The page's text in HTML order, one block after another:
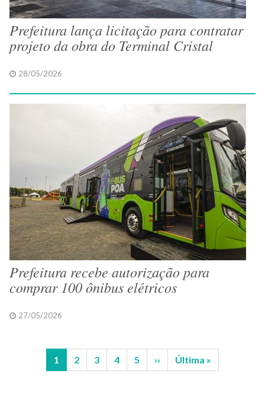
Prefeitura lança licitação para contratar
projeto da obra do Terminal Cristal
28/05/2026
Prefeitura recebe autorização para
comprar 100 ônibus elétricos
27/05/2026
Paginação
Página
atual
1 Página
2 Página
3 Página
4 Página
5
Próxima
página
››
Última
página
Última »